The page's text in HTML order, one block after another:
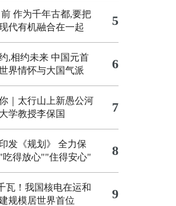
作为千年古都,要把
代有机融合在一起
5
,相约未来 中国元首
界情怀与大国气派
6
｜太行山上新愚公河
学教授李保国
7
发《规划》 全力保
吃得放心""住得安心"
8
瓦！我国核电在运和
规模居世界首位
9